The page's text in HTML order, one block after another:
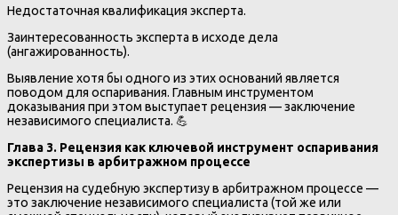
Недостаточная квалификация эксперта.
Заинтересованность эксперта в исходе дела
(ангажированность).
Выявление хотя бы одного из этих оснований является
поводом для оспаривания. Главным инструментом
доказывания при этом выступает рецензия — заключение
независимого специалиста. 💪
Глава 3. Рецензия как ключевой инструмент оспаривания
экспертизы в арбитражном процессе
Рецензия на судебную экспертизу в арбитражном процессе —
это заключение независимого специалиста (той же или